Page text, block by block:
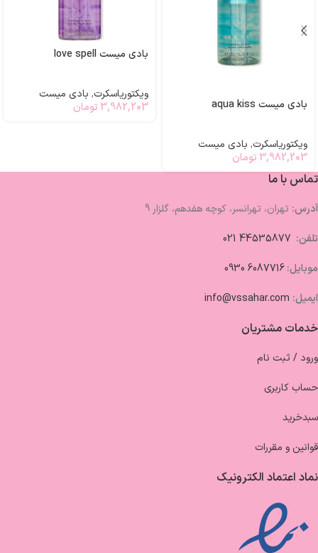
بادی میست aqua kiss
ویکتوریاسکرت, بادی میست
3,982,203 تومان
بادی میست love spell
ویکتوریاسکرت, بادی میست
3,982,203 تومان
تماس با ما
آدرس: تهران، تهرانسر، کوچه هفدهم، گلزار 9
تلفن:
موبایل:6087716 0930
ایمیل: info@vssahar.com
خدمات مشتریان
ورود / ثبت نام
حساب کاربری
سبدخرید
قوانین و مقررات
نماد اعتماد الکترونیک